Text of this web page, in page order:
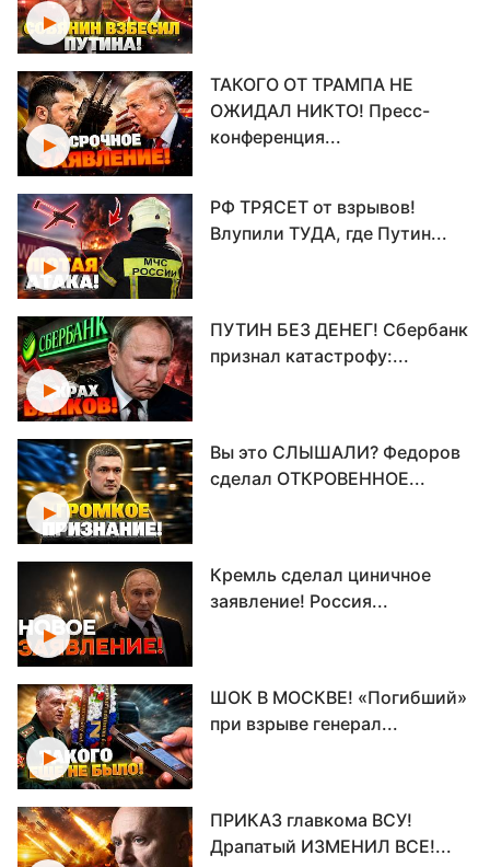
ТАКОГО ОТ ТРАМПА НЕ
ОЖИДАЛ НИКТО! Пресс-
конференция...
РФ ТРЯСЕТ от взрывов!
Влупили ТУДА, где Путин...
ПУТИН БЕЗ ДЕНЕГ! Сбербанк
признал катастрофу:...
Вы это СЛЫШАЛИ? Федоров
сделал ОТКРОВЕННОЕ...
Кремль сделал циничное
заявление! Россия...
ШОК В МОСКВЕ! «Погибший»
при взрыве генерал...
ПРИКАЗ главкома ВСУ!
Драпатый ИЗМЕНИЛ ВСЕ!...